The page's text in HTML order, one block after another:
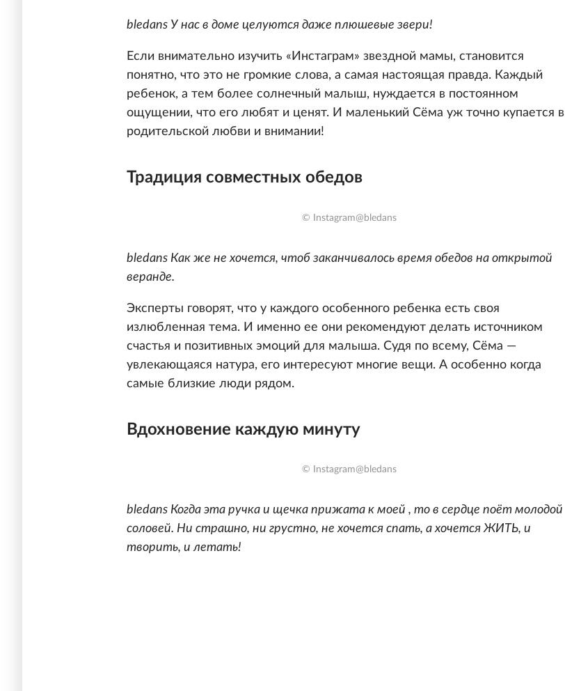
bledans У нас в доме целуются даже плюшевые звери!
Если внимательно изучить «Инстаграм» звездной мамы, становится
понятно, что это не громкие слова, а самая настоящая правда. Каждый
ребенок, а тем более солнечный малыш, нуждается в постоянном
ощущении, что его любят и ценят. И маленький Сёма уж точно купается в
родительской любви и внимании!
Традиция совместных обедов
© Instagram@bledans
bledans Как же не хочется, чтоб заканчивалось время обедов на открытой
веранде.
Эксперты говорят, что у каждого особенного ребенка есть своя
излюбленная тема. И именно ее они рекомендуют делать источником
счастья и позитивных эмоций для малыша. Судя по всему, Сёма —
увлекающаяся натура, его интересуют многие вещи. А особенно когда
самые близкие люди рядом.
Вдохновение каждую минуту
© Instagram@bledans
bledans Когда эта ручка и щечка прижата к моей , то в сердце поёт молодой
соловей. Ни страшно, ни грустно, не хочется спать, а хочется ЖИТЬ, и
творить, и летать!